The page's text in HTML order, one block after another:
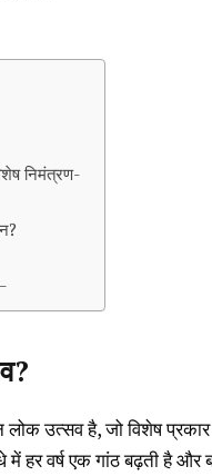
निमंत्रण-
लोक उत्सव है, जो विशेष
में हर वर्ष एक गांठ बढ़ती है